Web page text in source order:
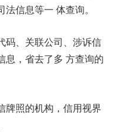
法信息等一 体查询。
码、关联公司、涉诉信
息，省去了多 方查询的
牌照的机构，信用视界